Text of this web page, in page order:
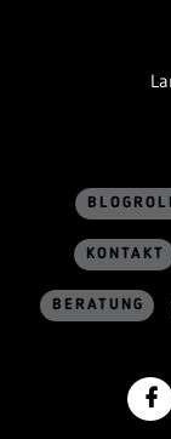
KONTAKT
BERATUNG